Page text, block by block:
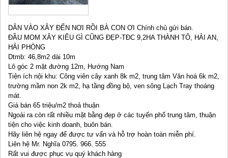
DÂN VÀO XÂY ĐẾN NƠI RỒI BÀ CON ƠI Chính chủ gửi bán.
ĐẦU MOM XÂY KIỂU GÌ CŨNG ĐẸP-TĐC 9,2HA THÀNH TÔ, HẢI AN,
HẢI PHÒNG
Dtmb: 46,8m2 dài 10m
Lô góc 2 mặt đường 12m, Hướng Nam
Tiện ích nội khu: Công viên cây xanh 8k m2, trung tâm Văn hoá 6k m2,
trường mầm non 2k m2, hạ tầng đồng bộ, ven sông Lạch Tray thoáng
mát.
Giá bán 65 triệu/m2 thoả thuận
Ngoài ra còn rất nhiều mặt bằng đẹp ở các tuyến phố trung tâm, thuận
tiện cho việc kinh doanh, buôn bán.
Hãy liên hệ ngay để được tư vấn và hỗ trợ hoàn toàn miễn phí.
Liên hệ Mr. Nghĩa 0795. 966. 555
Rất vui được phục vụ quý khách hàng